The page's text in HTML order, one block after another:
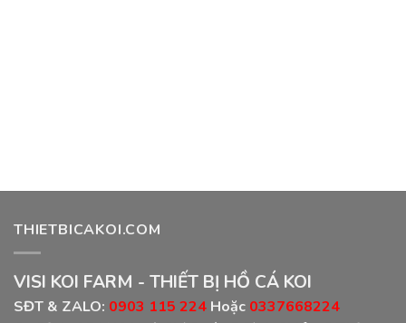
THIETBICAKOI.COM
VISI KOI FARM - THIẾT BỊ HỒ CÁ KOI
SĐT & ZALO: 0903 115 224 Hoặc 0337668224